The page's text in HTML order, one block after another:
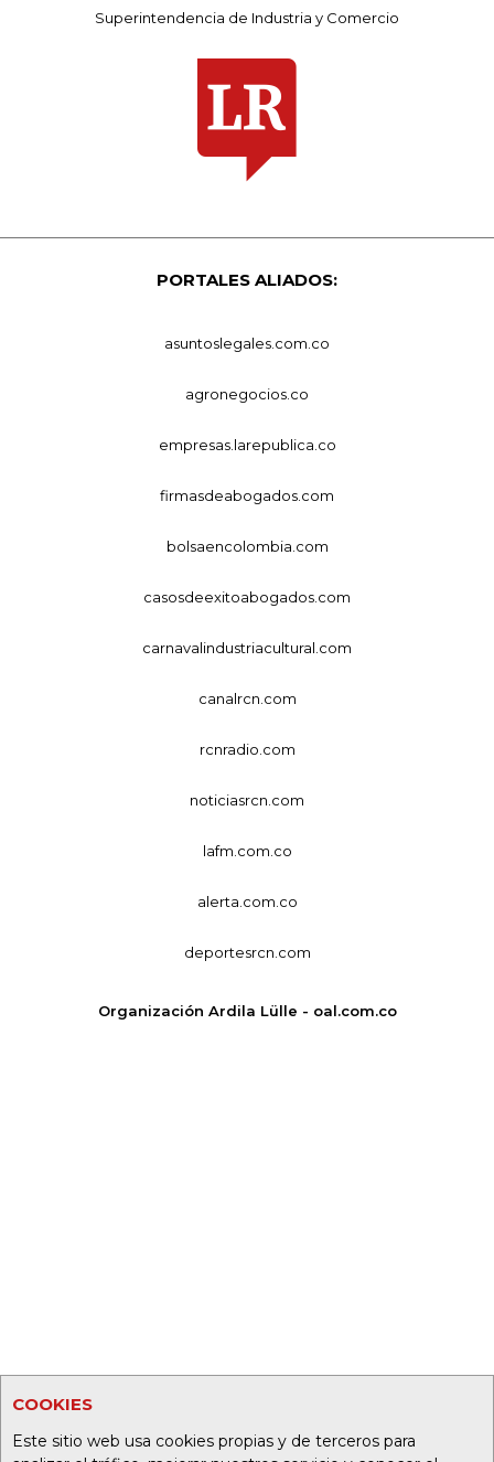
COOKIES
Este sitio web usa cookies propias y de terceros para
Superintendencia de Industria y Comercio
PORTALES ALIADOS:
asuntoslegales.com.co
agronegocios.co
empresas.larepublica.co
firmasdeabogados.com
bolsaencolombia.com
casosdeexitoabogados.com
carnavalindustriacultural.com
canalrcn.com
rcnradio.com
noticiasrcn.com
lafm.com.co
alerta.com.co
deportesrcn.com
Organización Ardila Lülle - oal.com.co